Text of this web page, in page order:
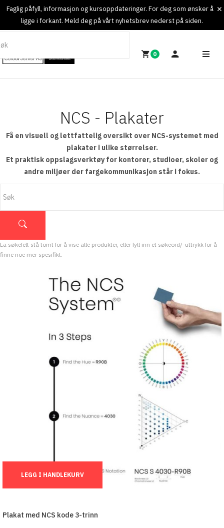
Faglig påfyll, informasjon og kursoppdateringer. For deg som ønsker å
ligge i forkant. Meld deg på vårt nyhetsbrev nederst på siden.
0
NCS - Plakater
Få en visuell og lettfattelig oversikt over NCS-systemet med
plakater i ulike størrelser.
Et praktisk oppslagsverktøy for kontorer, studioer, skoler og
andre miljøer der fargekommunikasjon står i fokus.
La søkefelt stå tomt for å vise alle produkter, eller fyll inn et søkeord/-uttrykk for å
finne noe mer spesifikt.
LEGG I HANDLEKURV
Plakat med NCS kode 3-trinn